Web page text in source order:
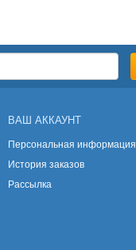
ВАШ АККАУНТ
Персональная информация
История заказов
Рассылка